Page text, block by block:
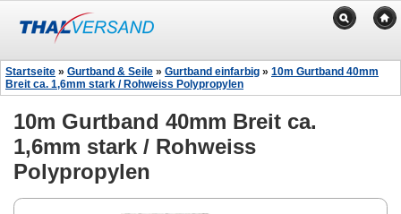
Startseite » Gurtband & Seile » Gurtband einfarbig » 10m Gurtband 40mm
Breit ca. 1,6mm stark / Rohweiss Polypropylen
10m Gurtband 40mm Breit ca.
1,6mm stark / Rohweiss
Polypropylen